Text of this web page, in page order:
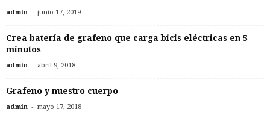
admin - junio 17, 2019
Crea batería de grafeno que carga bicis eléctricas en 5
minutos
admin - abril 9, 2018
Grafeno y nuestro cuerpo
admin - mayo 17, 2018